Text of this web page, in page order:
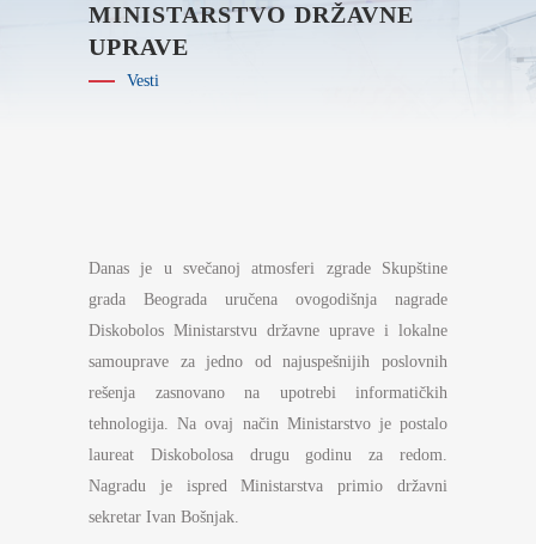
MINISTARSTVO DRŽAVNE
UPRAVE
Vesti
Danas je u svečanoj atmosferi zgrade Skupštine
grada Beograda uručena ovogodišnja nagrade
Diskobolos Ministarstvu državne uprave i lokalne
samouprave za jedno od najuspešnijih poslovnih
rešenja zasnovano na upotrebi informatičkih
tehnologija. Na ovaj način Ministarstvo je postalo
laureat Diskobolosa drugu godinu za redom.
Nagradu je ispred Ministarstva primio državni
sekretar Ivan Bošnjak.